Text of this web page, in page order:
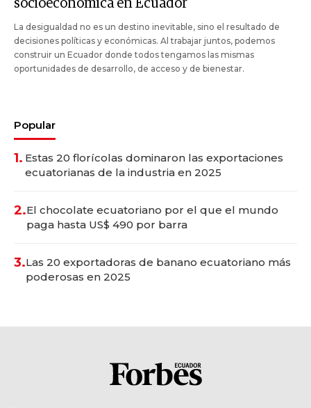
socioeconómica en Ecuador
La desigualdad no es un destino inevitable, sino el resultado de
decisiones políticas y económicas. Al trabajar juntos, podemos
construir un Ecuador donde todos tengamos las mismas
oportunidades de desarrollo, de acceso y de bienestar.
Popular
1. Estas 20 florícolas dominaron las exportaciones
ecuatorianas de la industria en 2025
2.El chocolate ecuatoriano por el que el mundo
paga hasta US$ 490 por barra
3.Las 20 exportadoras de banano ecuatoriano más
poderosas en 2025